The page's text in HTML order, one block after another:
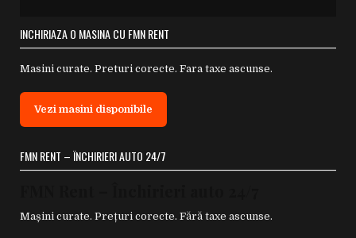
INCHIRIAZA O MASINA CU FMN RENT
Masini curate. Preturi corecte. Fara taxe ascunse.
Vezi masini disponibile
FMN RENT – ÎNCHIRIERI AUTO 24/7
Mașini curate. Prețuri corecte. Fără taxe ascunse.